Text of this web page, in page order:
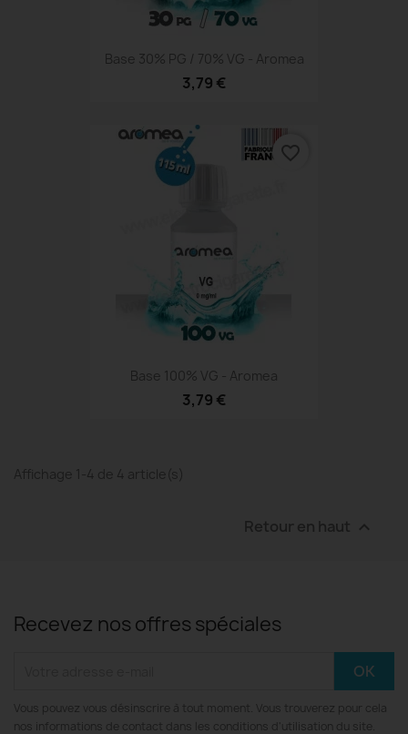
Base 30% PG / 70% VG - Aromea
3,79 €
Base 100% VG - Aromea
3,79 €
favorite_border
Affichage 1-4 de 4 article(s)
Retour en haut 
Recevez nos offres spéciales
Vous pouvez vous désinscrire à tout moment. Vous trouverez pour cela
nos informations de contact dans les conditions d'utilisation du site.